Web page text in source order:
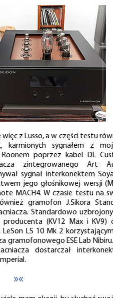
więc z Lusso, a w części testu
karmionych sygnałem z
poprzez kabel DL
zintegrowanego Art
sygnał interkonektem
jego głośnikowej wersji
MACH4. W czasie testu na
gramofon J.Sikora
Standardowo
(KV12 Max i KV9)
LS 10 Mk 2
gramofonowego ESE Lab Nibiru.
dostarczał
»«